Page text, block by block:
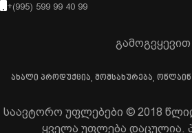
+(995) 599 99 40 99
გამოგვყევით
ახალი პროდუქცია, მომსახურება, ონლაინ
საავტორო უფლებები © 2018
ყველა უფლება დაცულია.